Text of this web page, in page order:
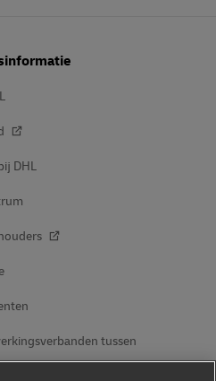
DHL
tussen